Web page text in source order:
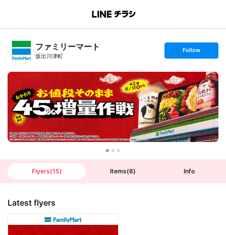
B
n
T
ファミリーマート
坂出川津町
s
t
o
l
l
o
w
Follow
Flyers(15) Items(6) Info
Latest flyers